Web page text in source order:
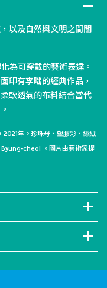
以及自然與文明之間關
為可穿戴的藝術表達。
印有李昢的經典作品，
軟透氣的布料結合當代
年。珍珠母、塑膠彩、絲絨
cheol 。圖片由藝術家提